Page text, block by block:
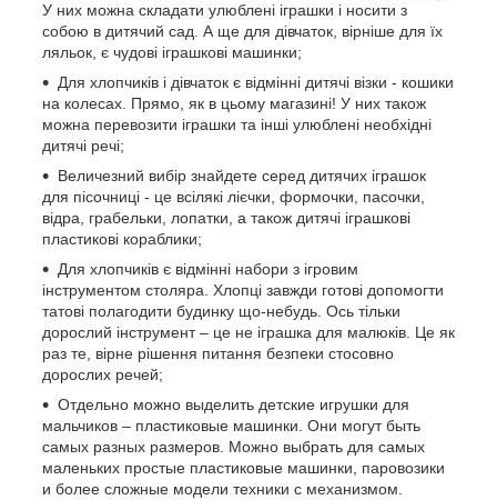
У них можна складати улюблені іграшки і носити з
собою в дитячий сад. А ще для дівчаток, вірніше для їх
ляльок, є чудові іграшкові машинки;
Для хлопчиків і дівчаток є відмінні дитячі візки - кошики
на колесах. Прямо, як в цьому магазині! У них також
можна перевозити іграшки та інші улюблені необхідні
дитячі речі;
Величезний вибір знайдете серед дитячих іграшок
для пісочниці - це всілякі лієчки, формочки, пасочки,
відра, грабельки, лопатки, а також дитячі іграшкові
пластикові кораблики;
Для хлопчиків є відмінні набори з ігровим
інструментом столяра. Хлопці завжди готові допомогти
татові полагодити будинку що-небудь. Ось тільки
дорослий інструмент – це не іграшка для малюків. Це як
раз те, вірне рішення питання безпеки стосовно
дорослих речей;
Отдельно можно выделить детские игрушки для
мальчиков – пластиковые машинки. Они могут быть
самых разных размеров. Можно выбрать для самых
маленьких простые пластиковые машинки, паровозики
и более сложные модели техники с механизмом.